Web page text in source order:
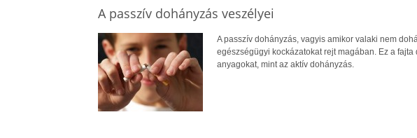
A passzív dohányzás veszélyei
A passzív dohányzás, vagyis amikor valaki nem
egészségügyi kockázatokat rejt magában. Ez a
anyagokat, mint az aktív dohányzás.